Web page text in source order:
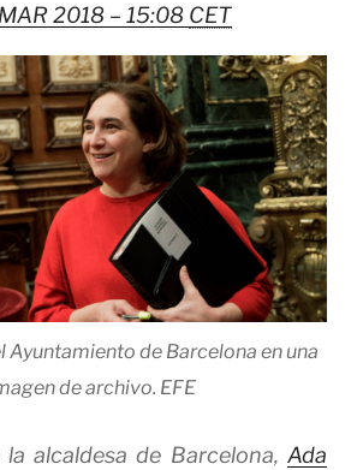
2018 – 15:08 CET
Ayuntamiento de Barcelona en una
de archivo. EFE
alcaldesa de Barcelona, Ada